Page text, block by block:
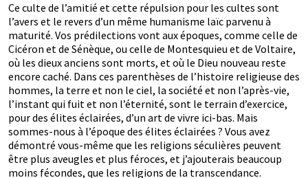
Ce culte de l’amitié et cette répulsion pour les cultes sont
l’avers et le revers d’un même humanisme laïc parvenu à
maturité. Vos prédilections vont aux époques, comme celle de
Cicéron et de Sénèque, ou celle de Montesquieu et de Voltaire,
où les dieux anciens sont morts, et où le Dieu nouveau reste
encore caché. Dans ces parenthèses de l’histoire religieuse des
hommes, la terre et non le ciel, la société et non l’après-vie,
l’instant qui fuit et non l’éternité, sont le terrain d’exercice,
pour des élites éclairées, d’un art de vivre ici-bas. Mais
sommes-nous à l’époque des élites éclairées ? Vous avez
démontré vous-même que les religions séculières peuvent
être plus aveugles et plus féroces, et j’ajouterais beaucoup
moins fécondes, que les religions de la transcendance.